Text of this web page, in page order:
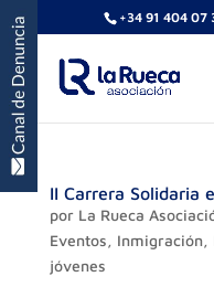
+34 91 404 07
II Carrera Solidaria
por La Rueca
Eventos, Inmigración,
jóvenes